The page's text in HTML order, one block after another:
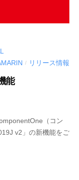
/ リリース情報
能
（コン
v2」の新機能をご